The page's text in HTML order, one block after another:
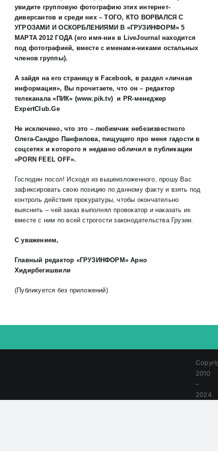
увидите групповую фотографию этих интернет-
диверсантов и среди них – ТОГО, КТО ВОРВАЛСЯ С
УГРОЗАМИ И ОСКОРБЛЕНИЯМИ В «ГРУЗИНФОРМ» 5
МАРТА 2012 ГОДА (его имя-ник в LiveJournal находится
под фотографией, вместе с именами-никами остальных
членов группы).
А зайдя на его страницу в Facebook, в раздел «личная
информация», Вы прочитаете, что он – редактор
телеканала «ПИК» (www.pik.tv) и PR-менеджер
ExpertClub.Gе
Не исключено, что это – любимчик небезизвестного
Олега-Сандро Панфилова, пищущего про меня гадости в
соцсетях и которого я недавно обличил в публикации
«PORN FEEL OFF».
Господин посол! Исходя из вышеизложенного, прошу Вас
зафиксировать свою позицию по данному факту и взять под
контроль действия прокуратуры, чтобы окончательно
выяснить – чей заказ выполнял провокатор и наказать их
вместе с ним по всей строгости законодательства Грузии.
С уважением,
Главный редактор «ГРУЗИНФОРМ» Арно
Хидирбегишвили
(Публикуется без приложений)
2010
–
2024